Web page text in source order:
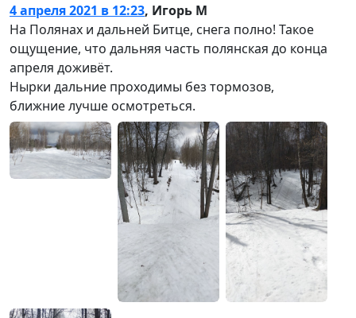
4 апреля 2021 в 12:23, Игорь М
На Полянах и дальней Битце, снега полно! Такое
ощущение, что дальняя часть полянская до конца
апреля доживёт.
Нырки дальние проходимы без тормозов,
ближние лучше осмотреться.